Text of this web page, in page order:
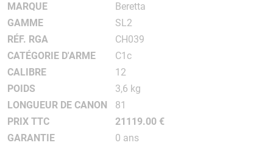
MARQUE
Beretta
GAMME
SL2
RÉF. RGA
CH039
CATÉGORIE D'ARME
C1c
CALIBRE
12
POIDS
3,6 kg
LONGUEUR DE CANON
81
PRIX TTC
21119.00 €
GARANTIE
0 ans